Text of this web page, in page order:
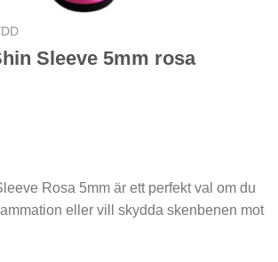
Sleeve 5mm rosa
Rosa 5mm är ett perfekt val om du
eller vill skydda skenbenen mot